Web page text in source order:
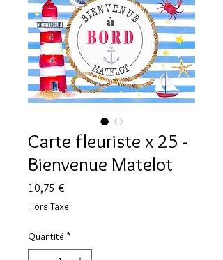
Carte fleuriste x 25 -
Bienvenue Matelot
10,75 €
Hors Taxe
Quantité *